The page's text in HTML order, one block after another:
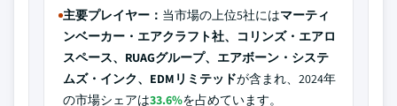
主要プレイヤー： 当市場の上位5社にはマーティ
ンベーカー・エアクラフト社、コリンズ・エアロ
スペース、RUAGグループ、エアボーン・システ
ムズ・インク、EDMリミテッドが含まれ、2024年
の市場シェアは33.6%を占めています。